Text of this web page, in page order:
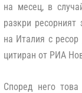
на месец, в
разкри ресорният
на Италия с ресор
цитиран от РИА
Според него